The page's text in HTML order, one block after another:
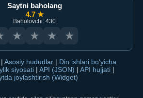
Saytni baholang
4.7 ★
Baholovchi: 430
★ ★ ★ ★
| Asosiy hududlar | Din ishlari bo‘yicha
siyosati | API (JSON) | API hujjati |
joylashtirish (Widget)